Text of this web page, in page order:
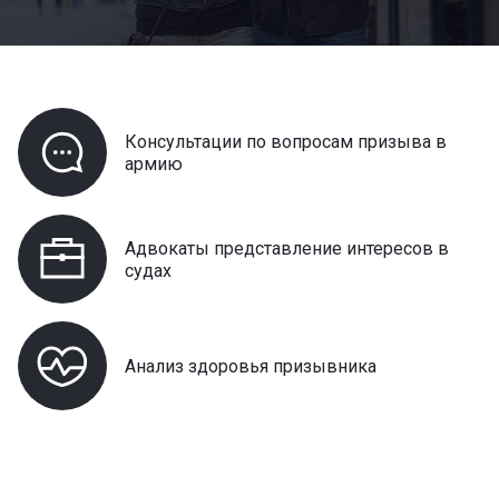
Консультации по вопросам призыва в
армию
Адвокаты представление интересов в
судах
Анализ здоровья призывника